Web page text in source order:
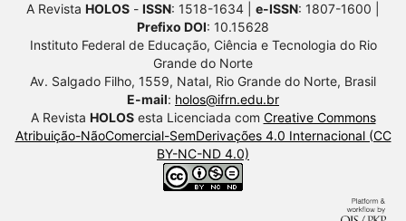
A Revista HOLOS - ISSN: 1518-1634 | e-ISSN: 1807-1600 |
Prefixo DOI: 10.15628
Instituto Federal de Educação, Ciência e Tecnologia do Rio
Grande do Norte
Av. Salgado Filho, 1559, Natal, Rio Grande do Norte, Brasil
E-mail: holos@ifrn.edu.br
A Revista HOLOSesta Licenciada com Creative Commons
Atribuição-NãoComercial-SemDerivações 4.0 Internacional (CC
BY-NC-ND 4.0)